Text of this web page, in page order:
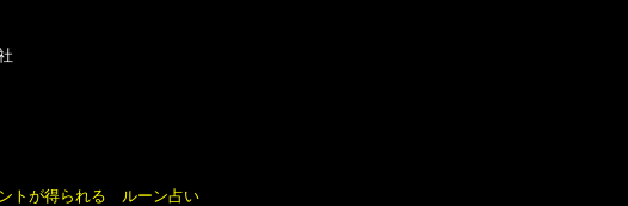
トが得られる ルーン占い